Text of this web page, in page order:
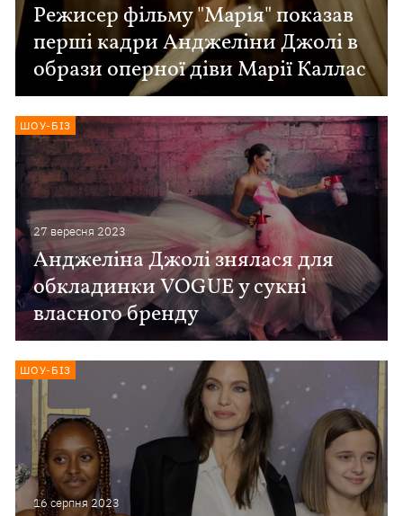
Режисер фільму "Марія" показав
перші кадри Анджеліни Джолі в
образи оперної діви Марії Каллас
27 вересня 2023
Анджеліна Джолі знялася для
обкладинки VOGUE у сукні
власного бренду
ШОУ-БІЗ
16 серпня 2023
ШОУ-БІЗ